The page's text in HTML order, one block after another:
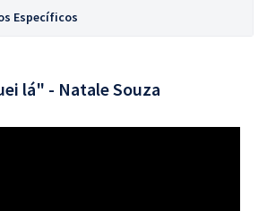
Específicos
lá" - Natale Souza